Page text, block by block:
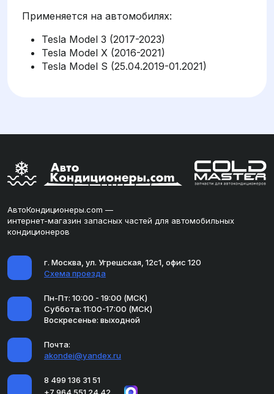
Применяется на автомобилях:
Tesla Model 3 (2017-2023)
Tesla Model X (2016-2021)
Tesla Model S (25.04.2019-01.2021)
АвтоКондиционеры.com —
интернет-магазин запасных частей для автомобильных
кондиционеров
г. Москва, ул. Угрешская, 12с1, офис 120
Схема проезда
Пн-Пт: 10:00 - 19:00 (МСК)
Суббота: 11:00-17:00 (МСК)
Воскресенье: выходной
Почта:
akondei@yandex.ru
8 499 136 31 51